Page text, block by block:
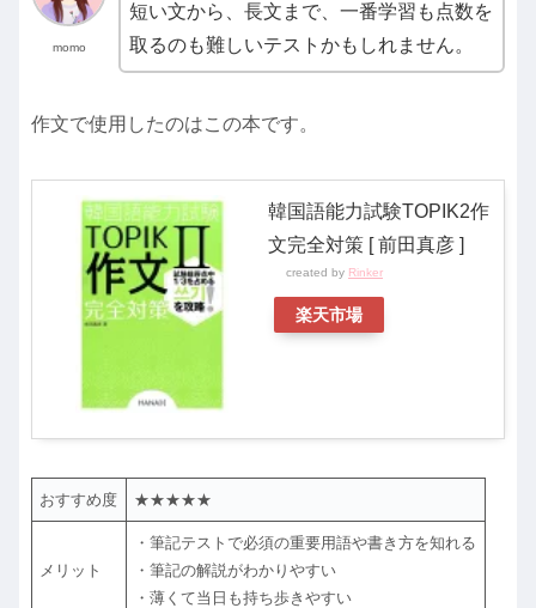
momo
短い文から、長文まで、一番学習も点数を
取るのも難しいテストかもしれません。
作文で使用したのはこの本です。
韓国語能力試験TOPIK2作
文完全対策 [ 前田真彦 ]
created by Rinker
楽天市場
おすすめ度 ★★★★★
メリット
・筆記テストで必須の重要用語や書き方を知れる
・筆記の解説がわかりやすい
・薄くて当日も持ち歩きやすい